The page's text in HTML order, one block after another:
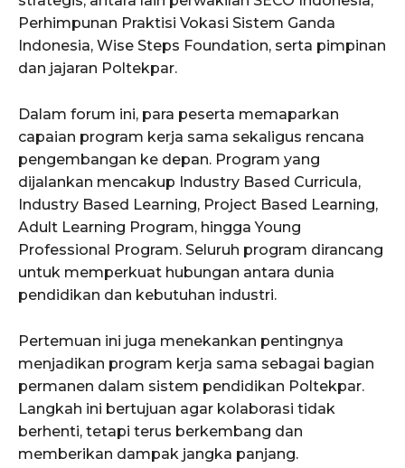
Perhimpunan Praktisi Vokasi Sistem Ganda
Indonesia, Wise Steps Foundation, serta pimpinan
dan jajaran Poltekpar.
Dalam forum ini, para peserta memaparkan
capaian program kerja sama sekaligus rencana
pengembangan ke depan. Program yang
dijalankan mencakup Industry Based Curricula,
Industry Based Learning, Project Based Learning,
Adult Learning Program, hingga Young
Professional Program. Seluruh program dirancang
untuk memperkuat hubungan antara dunia
pendidikan dan kebutuhan industri.
Pertemuan ini juga menekankan pentingnya
menjadikan program kerja sama sebagai bagian
permanen dalam sistem pendidikan Poltekpar.
Langkah ini bertujuan agar kolaborasi tidak
berhenti, tetapi terus berkembang dan
memberikan dampak jangka panjang.